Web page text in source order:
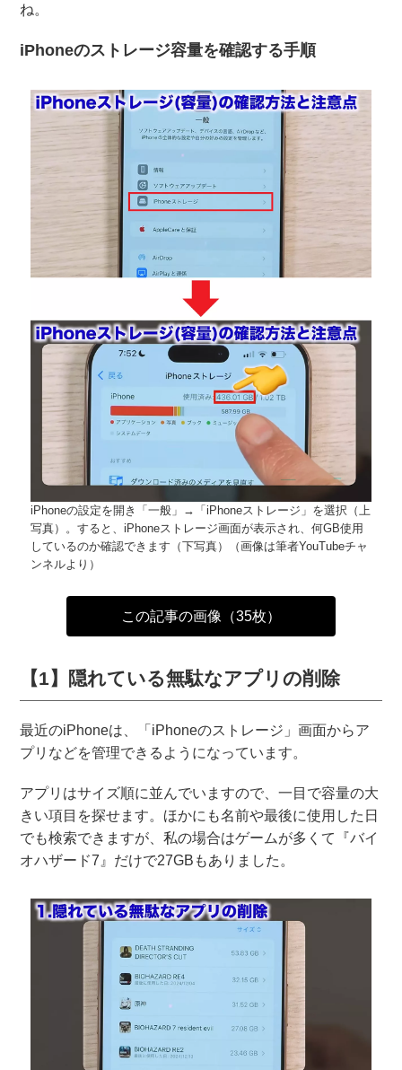
ね。
iPhoneのストレージ容量を確認する手順
iPhoneの設定を開き「一般」→「iPhoneストレージ」を選択（上
写真）。すると、iPhoneストレージ画面が表示され、何GB使用
しているのか確認できます（下写真）（画像は筆者YouTubeチャ
ンネルより）
この記事の画像（35枚）
【1】隠れている無駄なアプリの削除
最近のiPhoneは、「iPhoneのストレージ」画面からア
プリなどを管理できるようになっています。
アプリはサイズ順に並んでいますので、一目で容量の大
きい項目を探せます。ほかにも名前や最後に使用した日
でも検索できますが、私の場合はゲームが多くて『バイ
オハザード7』だけで27GBもありました。